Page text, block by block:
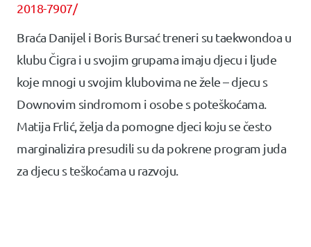
2018-7907/
Braća Danijel i Boris Bursać treneri su taekwondoa u
klubu Čigra i u svojim grupama imaju djecu i ljude
koje mnogi u svojim klubovima ne žele – djecu s
Downovim sindromom i osobe s poteškoćama.
Matija Frlić, želja da pomogne djeci koju se često
marginalizira presudili su da pokrene program juda
za djecu s teškoćama u razvoju.